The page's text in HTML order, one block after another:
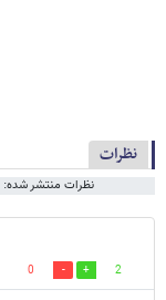
نظرات
نظرات منتشر شده: 1
2
0